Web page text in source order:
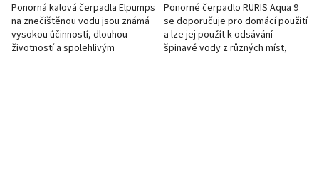
Ponorná kalová čerpadla Elpumps
na znečištěnou vodu jsou známá
vysokou účinností, dlouhou
životností a spolehlivým
provozem i při dlouhodobém
Ponorné čerpadlo RURIS Aqua 9
se doporučuje pro domácí použití
a lze jej použít k odsávání
špinavé vody z různých míst,
jakož i k čerpání vody v